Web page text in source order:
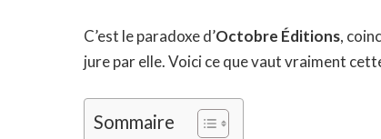
C’est le paradoxe d’Octobre Éditions,
jure par elle. Voici ce que vaut vraiment
Sommaire